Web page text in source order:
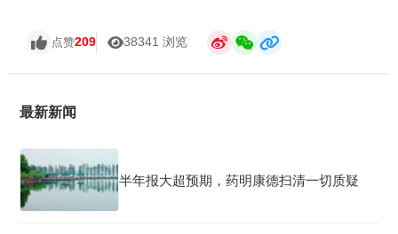
点赞209 38341 浏览
最新新闻
半年报大超预期，药明康德扫清一切质疑